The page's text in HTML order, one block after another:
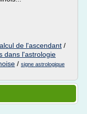
de l'ascendant /
dans l'astrologie
/ signe astrologique